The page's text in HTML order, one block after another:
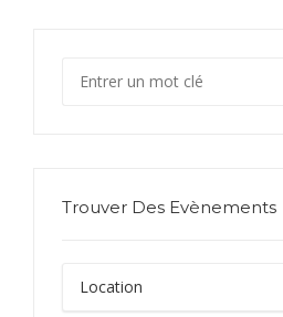
Trouver Des Evènements